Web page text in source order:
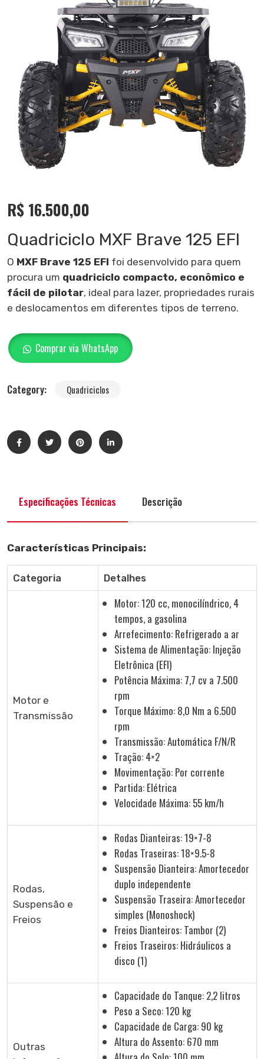
R$ 16.500,00
Quadriciclo MXF Brave 125 EFI
O MXF Brave 125 EFI foi desenvolvido para quem
procura um quadriciclo compacto, econômico e
fácil de pilotar, ideal para lazer, propriedades rurais
e deslocamentos em diferentes tipos de terreno.
Comprar via WhatsApp
Category: Quadriciclos
Especificações Técnicas Descrição
Características Principais:
Categoria Detalhes
Motor e
Transmissão
Motor: 120 cc, monocilíndrico, 4
tempos, a gasolina
Arrefecimento: Refrigerado a ar
Sistema de Alimentação: Injeção
Eletrônica (EFI)
Potência Máxima: 7,7 cv a 7.500
rpm
Torque Máximo: 8,0 Nm a 6.500
rpm
Transmissão: Automática F/N/R
Tração: 4×2
Movimentação: Por corrente
Partida: Elétrica
Velocidade Máxima: 55 km/h
Rodas,
Suspensão e
Freios
Rodas Dianteiras: 19×7-8
Rodas Traseiras: 18×9.5-8
Suspensão Dianteira: Amortecedor
duplo independente
Suspensão Traseira: Amortecedor
simples (Monoshock)
Freios Dianteiros: Tambor (2)
Freios Traseiros: Hidráulicos a
disco (1)
Outras
Capacidade do Tanque: 2,2 litros
Peso a Seco: 120 kg
Capacidade de Carga: 90 kg
Altura do Assento: 670 mm